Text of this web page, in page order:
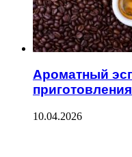
Ароматный
приготовления
10.04.2026